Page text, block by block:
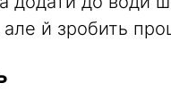
й зробить